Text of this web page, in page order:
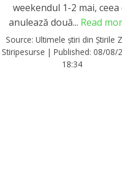
weekendul 1-2 mai, ceea
anulează două... Read
Source:Ultimele știri din Știrile
Stiripesurse |Published:08/08/
18:34